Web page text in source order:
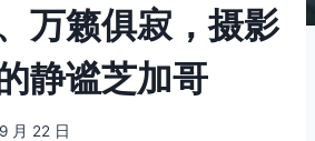
万籁俱寂，摄影
静谧芝加哥
月 22 日